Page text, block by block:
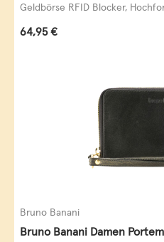
Geldbörse RFID Blocker,
Regulärer Preis:
64,95 €
Bruno Banani
Bruno Banani Damen